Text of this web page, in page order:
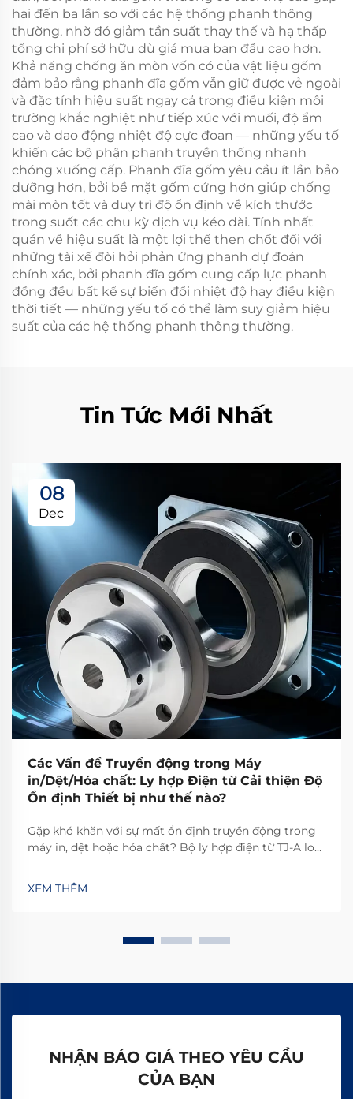
hai đến ba lần so với các hệ thống phanh thông
thường, nhờ đó giảm tần suất thay thế và hạ thấp
tổng chi phí sở hữu dù giá mua ban đầu cao hơn.
Khả năng chống ăn mòn vốn có của vật liệu gốm
đảm bảo rằng phanh đĩa gốm vẫn giữ được vẻ ngoài
và đặc tính hiệu suất ngay cả trong điều kiện môi
trường khắc nghiệt như tiếp xúc với muối, độ ẩm
cao và dao động nhiệt độ cực đoan — những yếu tố
khiến các bộ phận phanh truyền thống nhanh
chóng xuống cấp. Phanh đĩa gốm yêu cầu ít lần bảo
dưỡng hơn, bởi bề mặt gốm cứng hơn giúp chống
mài mòn tốt và duy trì độ ổn định về kích thước
trong suốt các chu kỳ dịch vụ kéo dài. Tính nhất
quán về hiệu suất là một lợi thế then chốt đối với
những tài xế đòi hỏi phản ứng phanh dự đoán
chính xác, bởi phanh đĩa gốm cung cấp lực phanh
đồng đều bất kể sự biến đổi nhiệt độ hay điều kiện
thời tiết — những yếu tố có thể làm suy giảm hiệu
suất của các hệ thống phanh thông thường.
Tin Tức Mới Nhất
08
Dec
Các Vấn đề Truyền động trong Máy
in/Dệt/Hóa chất: Ly hợp Điện từ Cải thiện Độ
Ổn định Thiết bị như thế nào?
Gặp khó khăn với sự mất ổn định truyền động trong
máy in, dệt hoặc hóa chất? Bộ ly hợp điện từ TJ-A loại
bảo an toàn không chứa amiăng. Khám phá cách các
nhà sản xuất hàng đầu thế giới đạt độ tin cậy 99,8%—
XEM THÊM
NHẬN BÁO GIÁ THEO YÊU CẦU
CỦA BẠN